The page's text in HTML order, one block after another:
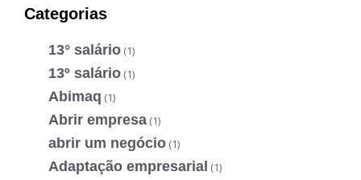
Categorias
13° salário (1)
13º salário (1)
Abimaq (1)
Abrir empresa (1)
abrir um negócio (1)
Adaptação empresarial (1)